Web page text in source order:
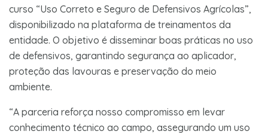
curso “Uso Correto e Seguro de Defensivos Agrícolas”,
disponibilizado na plataforma de treinamentos da
entidade. O objetivo é disseminar boas práticas no uso
de defensivos, garantindo segurança ao aplicador,
proteção das lavouras e preservação do meio
ambiente.
“A parceria reforça nosso compromisso em levar
conhecimento técnico ao campo, assegurando um uso